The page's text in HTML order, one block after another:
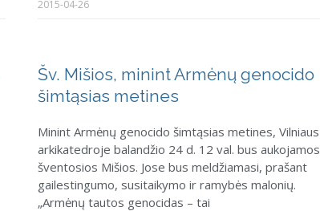
2015-04-26
Šv. Mišios, minint Armėnų genocido
šimtąsias metines
Minint Armėnų genocido šimtąsias metines, Vilniaus
arkikatedroje balandžio 24 d. 12 val. bus aukojamos
šventosios Mišios. Jose bus meldžiamasi, prašant
gailestingumo, susitaikymo ir ramybės malonių.
„Armėnų tautos genocidas – tai